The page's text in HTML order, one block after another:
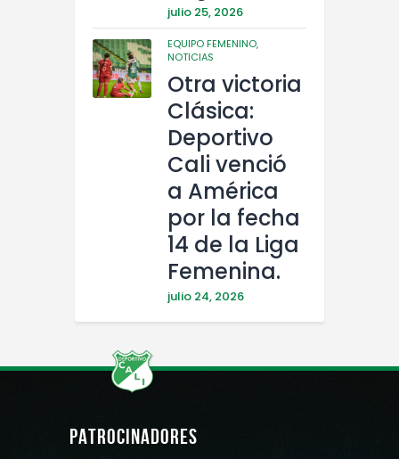
julio 25, 2026
EQUIPO FEMENINO,
NOTICIAS
Otra victoria
Clásica:
Deportivo
Cali venció
a América
por la fecha
14 de la Liga
Femenina.
julio 24, 2026
PATROCINADORES